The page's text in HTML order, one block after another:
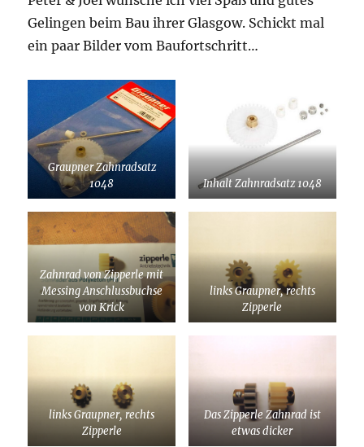
Gelingen beim Bau ihrer Glasgow. Schickt mal
ein paar Bilder vom Baufortschritt…
Graupner Zahnradsatz
1048
Inhalt Zahnradsatz 1048
Zahnrad von Zipperle mit
Messing Anschlussbuchse
von Krick
links Graupner, rechts
Zipperle
links Graupner, rechts
Zipperle
Das Zipperle Zahnrad ist
etwas dicker